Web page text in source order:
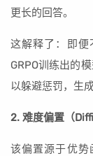
更长的回答。
这解释了：即便
GRPO训练出的
以躲避惩罚，生
2. 难度偏置（
该偏置源于优势